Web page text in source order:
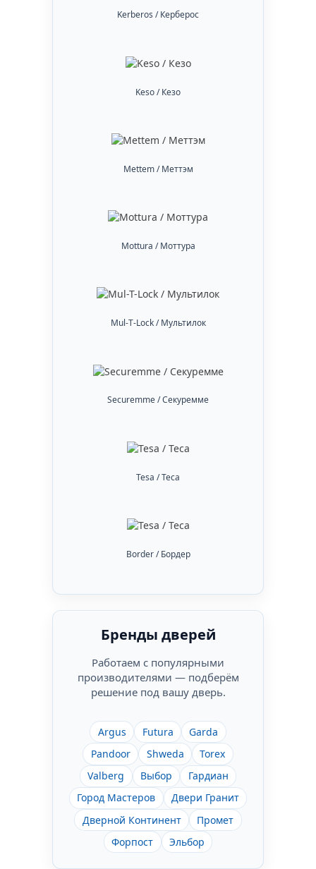
Kerberos / Керберос
Keso / Кезо
Mettem / Меттэм
Mottura / Моттура
Mul-T-Lock / Мультилок
Securemme / Секуремме
Tesa / Теса
Border / Бордер
Бренды дверей
Работаем с популярными
производителями — подберём
решение под вашу дверь.
Argus Futura
Garda
Pandoor
Shweda
Torex
Valberg
Выбор
Гардиан
Город Мастеров
Двери Гранит
Дверной Континент
Промет
Форпост
Эльбор